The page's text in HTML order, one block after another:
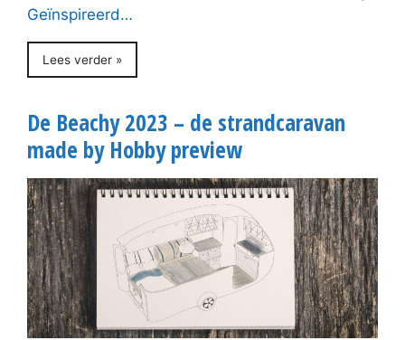
Geïnspireerd…
Lees verder »
De Beachy 2023 – de strandcaravan
made by Hobby preview